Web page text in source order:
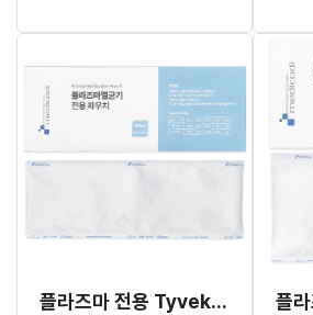
플라즈마 전용 Tyvek 커팅 파우치 10cm x 27cm